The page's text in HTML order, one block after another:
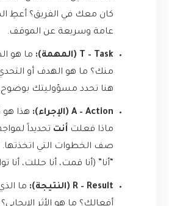
كان معك في الفريق؟ أعطِ
عامة وسريعة عن الموقف.
T – Task (المهمة):
ما هو
منك؟ ما هو الهدف أو
هنا تحدد مسؤوليتك بوضوح.
A – Action (الإجراء):
هذا
ماذا فعلت أنت تحديداً
صف الخطوات التي
“أنا” (أنا قمت، أنا حللت، أنا
R – Result (النتيجة):
ما